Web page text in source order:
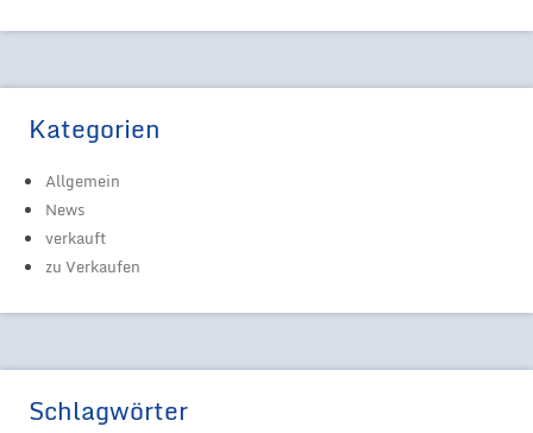
Kategorien
Allgemein
News
verkauft
zu Verkaufen
Schlagwörter